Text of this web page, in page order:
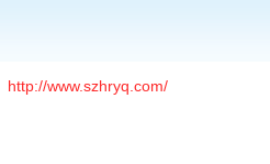
http://www.szhryq.com/